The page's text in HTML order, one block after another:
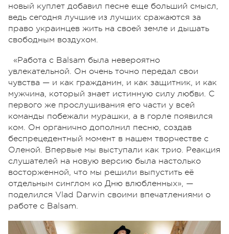
новый куплет добавил песне еще больший смысл,
ведь сегодня лучшие из лучших сражаются за
право украинцев жить на своей земле и дышать
свободным воздухом.
«Работа с Balsam была невероятно
увлекательной. Он очень точно передал свои
чувства — и как гражданин, и как защитник, и как
мужчина, который знает истинную силу любви. С
первого же прослушивания его части у всей
команды побежали мурашки, а в горле появился
ком. Он органично дополнил песню, создав
беспрецедентный момент в нашем творчестве с
Оленой. Впервые мы выступали как трио. Реакция
слушателей на новую версию была настолько
восторженной, что мы решили выпустить её
отдельным синглом ко Дню влюбленных», —
поделился Vlad Darwin своими впечатлениями о
работе с Balsam.